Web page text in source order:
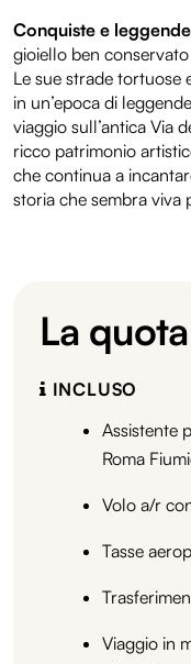
Conquiste e
gioiello ben
Le sue strade tortuose
in un’epoca di
viaggio sull’antica Via
ricco patrimonio
che continua a
storia che sembra viva
La
INCLUSO
Assistente
Roma
Volo a/r
Tasse
Viaggio in